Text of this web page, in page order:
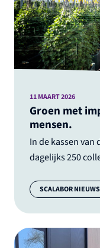
Groen met
mensen.
In de kassen
dagelijks 250
11 MAART 2026
Categorie:
SCALABOR NIEUWS